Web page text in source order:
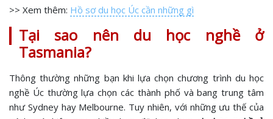
>> Xem thêm: Hồ sơ du học Úc cần những gì
Tại sao nên du học nghề ở
Tasmania?
Thông thường những bạn khi lựa chọn chương trình du học
nghề Úc thường lựa chọn các thành phố và bang trung tâm
như Sydney hay Melbourne. Tuy nhiên, với những ưu thế của